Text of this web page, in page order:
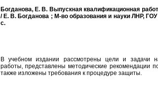
Богданова, Е. В. Выпускная квалификационная
/ Е. В. Богданова ; М-во образования и науки ЛНР,
с.
В учебном издании рассмотрены цели и задачи
работы, представлены методические
также изложены требования к процедуре защиты.